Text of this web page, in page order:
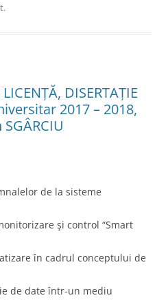
DISERTAȚIE
2017 – 2018,
de la sisteme
şi control “Smart
în cadrul conceptului de
de date într-un mediu